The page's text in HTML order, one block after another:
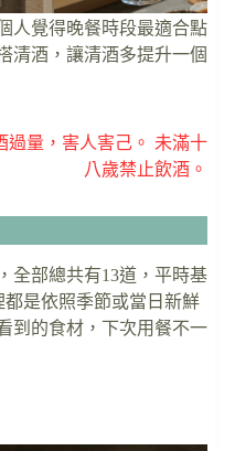
人覺得晚餐時段最適合點
清酒，讓清酒多提升一個
過量，害人害己。 未滿十
八歲禁止飲酒。
全部總共有13道，平時基
是依照季節或當日新鮮
到的食材，下次用餐不一